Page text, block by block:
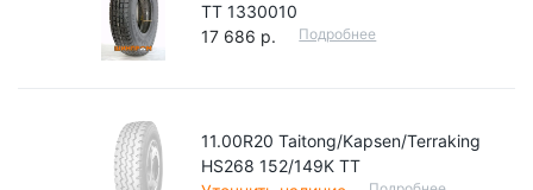
TT 1330010
17 686 р.
Подробнее
11.00R20 Taitong/Kapsen/Terraking
HS268 152/149K TT